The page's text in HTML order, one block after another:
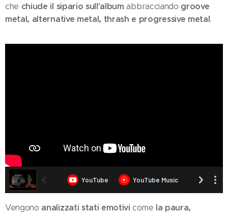
che chiude il sipario sull'album abbracciando groove
metal, alternative metal, thrash e progressive metal.
Vengono analizzati stati emotivi come la paura,